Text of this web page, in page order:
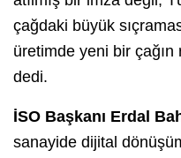
çağdaki büyük
üretimde yeni bir çağın
dedi.
İSO Başkanı Erdal
sanayide dijital